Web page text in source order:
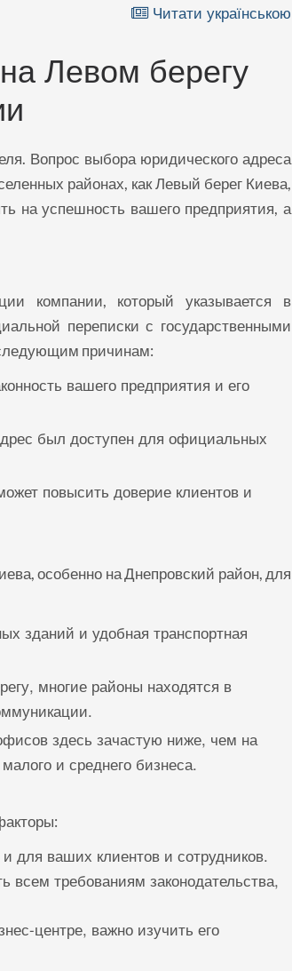
Читати українською
Левом берегу
Вопрос выбора юридического адреса
районах, как Левый берег Киева,
на успешность вашего предприятия, а
компании, который указывается в
переписки с государственными
причинам:
вашего предприятия и его
был доступен для официальных
повысить доверие клиентов и
особенно на Днепровский район, для
зданий и удобная транспортная
многие районы находятся в
здесь зачастую ниже, чем на
и среднего бизнеса.
для ваших клиентов и сотрудников.
всем требованиям законодательства,
центре, важно изучить его